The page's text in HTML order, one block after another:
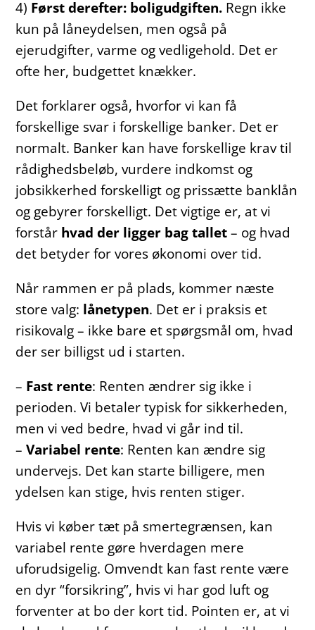
4) Først derefter: boligudgiften. Regn ikke
kun på låneydelsen, men også på
ejerudgifter, varme og vedligehold. Det er
ofte her, budgettet knækker.
Det forklarer også, hvorfor vi kan få
forskellige svar i forskellige banker. Det er
normalt. Banker kan have forskellige krav til
rådighedsbeløb, vurdere indkomst og
jobsikkerhed forskelligt og prissætte banklån
og gebyrer forskelligt. Det vigtige er, at vi
forstår hvad der ligger bag tallet– og hvad
det betyder for vores økonomi over tid.
Når rammen er på plads, kommer næste
store valg: lånetypen. Det er i praksis et
risikovalg – ikke bare et spørgsmål om, hvad
der ser billigst ud i starten.
– Fast rente: Renten ændrer sig ikke i
perioden. Vi betaler typisk for sikkerheden,
men vi ved bedre, hvad vi går ind til.
–Variabel rente: Renten kan ændre sig
undervejs. Det kan starte billigere, men
ydelsen kan stige, hvis renten stiger.
Hvis vi køber tæt på smertegrænsen, kan
variabel rente gøre hverdagen mere
uforudsigelig. Omvendt kan fast rente være
en dyr “forsikring”, hvis vi har god luft og
forventer at bo der kort tid. Pointen er, at vi